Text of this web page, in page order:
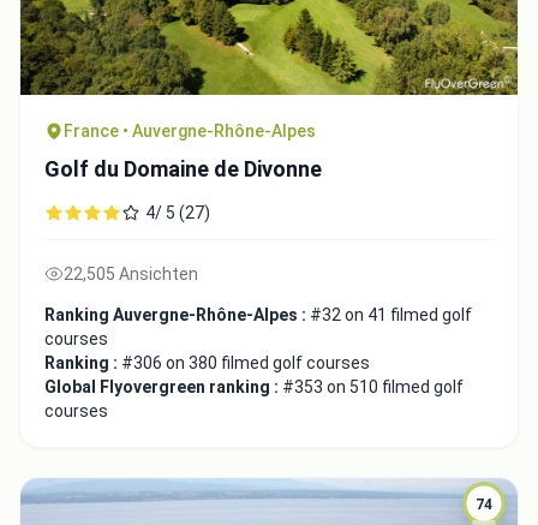
France • Auvergne-Rhône-Alpes
Golf du Domaine de Divonne
4/ 5 (27)
22,505 Ansichten
Ranking Auvergne-Rhône-Alpes : #32 on 41 filmed golf
courses
Ranking : #306 on 380 filmed golf courses
Global Flyovergreen ranking : #353 on 510 filmed golf
courses
74